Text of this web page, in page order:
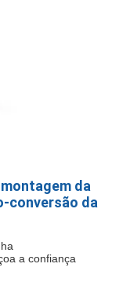
da
conversão da
a confiança